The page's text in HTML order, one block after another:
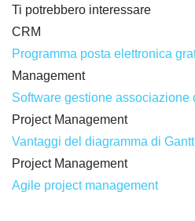
Ti potrebbero interessare
CRM
Programma posta elettronica
Management
Software gestione associazione
Project Management
Vantaggi del diagramma di
Project Management
Agile project management